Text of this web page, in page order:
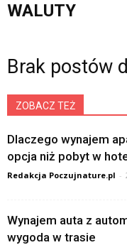
WALUTY
Brak postów
ZOBACZ TEŻ
Dlaczego wynajem
opcja niż pobyt w
Redakcja Poczujnature.pl -
Wynajem auta z
wygoda w trasie